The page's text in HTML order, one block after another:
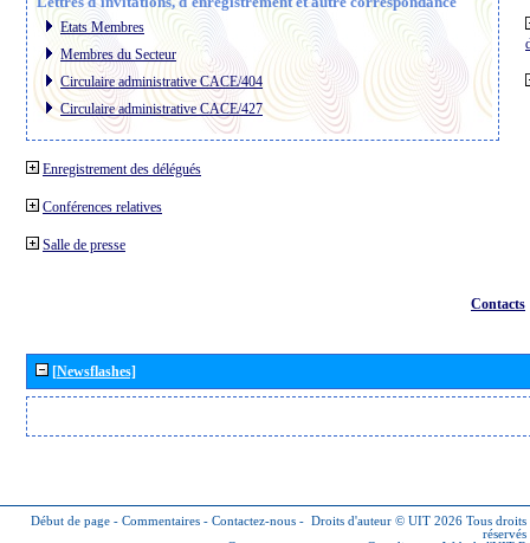
Etats Membres
Membres du Secteur
Circulaire administrative CACE/404
Circulaire administrative CACE/427
Enregistrement des délégués
Conférences relatives
Salle de presse
Contacts
[Newsflashes]
Début de page - Commentaires - Contactez-nous - Droits d'auteur © UIT 2026 Tous droits
réservés